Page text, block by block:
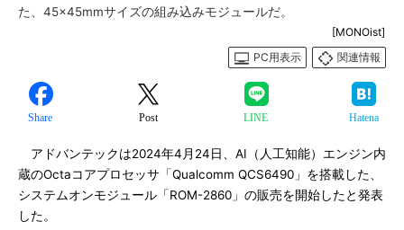
た、45×45mmサイズの組み込みモジュールだ。
[MONOist]
PC用表示
関連情報
Share Post LINE Hatena
アドバンテックは2024年4月24日、AI（人工知能）エンジン内
蔵のOctaコアプロセッサ「Qualcomm QCS6490」を搭載した、
システムオンモジュール「ROM-2860」の販売を開始したと発表
した。